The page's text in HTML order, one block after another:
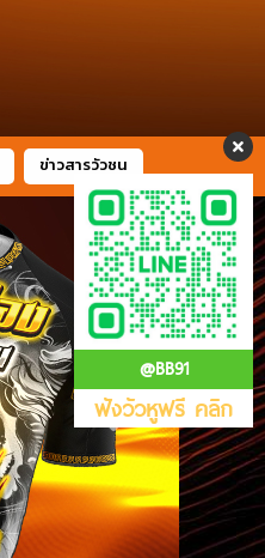
@BB91
ฟังวัวหูฟรี คลิก
ข่าวสารวัวชน